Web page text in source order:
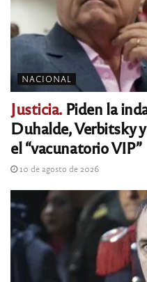
NACIONAL
Justicia. Piden la
Duhalde, Verbitsky
el “vacunatorio VIP”
10 de agosto de 2026